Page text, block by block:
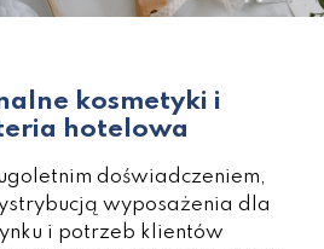
kosmetyki i
hotelowa
doświadczeniem,
wyposażenia dla
i potrzeb klientów